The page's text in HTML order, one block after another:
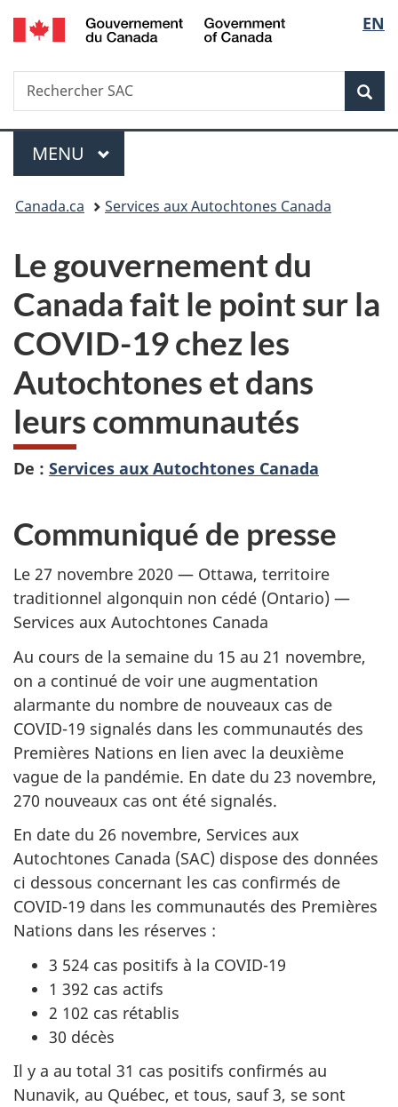
Passer
au
Passer
à
du
Passer
à
simplifiée
de
la
EN
Recherche
Rechercher
SAC
Menu
MENU PRINCIPAL
Vous
ici :
Canada.ca Services aux Autochtones Canada
Le gouvernement du
Canada fait le point sur la
COVID-19 chez les
Autochtones et dans
leurs communautés
De : Services aux Autochtones Canada
Communiqué de presse
Le 27 novembre 2020 — Ottawa, territoire
traditionnel algonquin non cédé (Ontario) —
Services aux Autochtones Canada
Au cours de la semaine du 15 au 21 novembre,
on a continué de voir une augmentation
alarmante du nombre de nouveaux cas de
COVID-19 signalés dans les communautés des
Premières Nations en lien avec la deuxième
vague de la pandémie. En date du 23 novembre,
270 nouveaux cas ont été signalés.
En date du 26 novembre, Services aux
Autochtones Canada (SAC) dispose des données
ci dessous concernant les cas confirmés de
COVID-19 dans les communautés des Premières
Nations dans les réserves :
3 524 cas positifs à la COVID-19
1 392 cas actifs
2 102 cas rétablis
30 décès
Il y a au total 31 cas positifs confirmés au
Nunavik, au Québec, et tous, sauf 3, se sont